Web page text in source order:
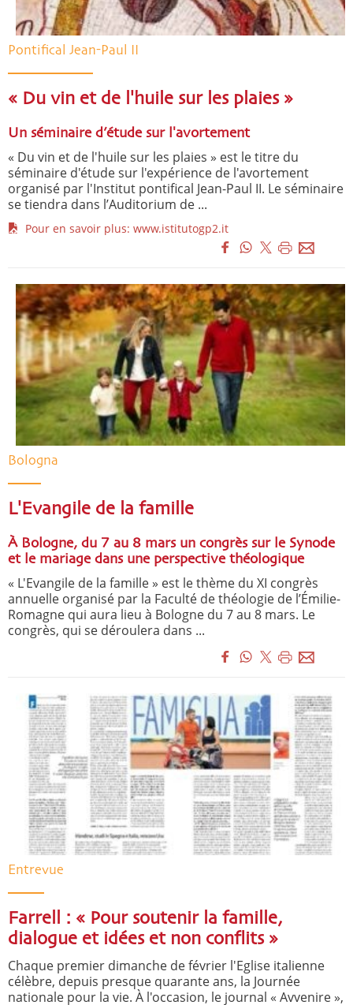
Pontifical Jean-Paul II
« Du vin et de l'huile sur les plaies »
Un séminaire d’étude sur l'avortement
« Du vin et de l'huile sur les plaies » est le titre du
séminaire d'étude sur l'expérience de l'avortement
organisé par l'Institut pontifical Jean-Paul II. Le séminaire
se tiendra dans l’Auditorium de ...
Pour en savoir plus: www.istitutogp2.it
Bologna
L'Evangile de la famille
À Bologne, du 7 au 8 mars un congrès sur le Synode
et le mariage dans une perspective théologique
« L'Evangile de la famille » est le thème du XI congrès
annuelle organisé par la Faculté de théologie de l’Émilie-
Romagne qui aura lieu à Bologne du 7 au 8 mars. Le
congrès, qui se déroulera dans ...
Entrevue
Farrell : « Pour soutenir la famille,
dialogue et idées et non conflits »
Chaque premier dimanche de février l'Eglise italienne
célèbre, depuis presque quarante ans, la Journée
nationale pour la vie. À l'occasion, le journal « Avvenire »,